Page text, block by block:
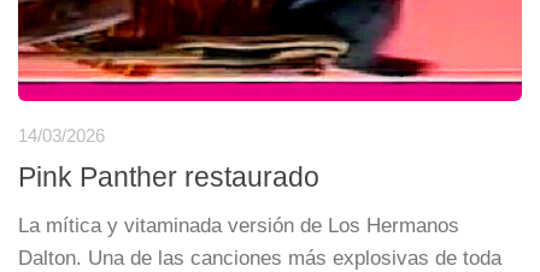
14/03/2026
Pink Panther restaurado
La mítica y vitaminada versión de Los Hermanos
Dalton. Una de las canciones más explosivas de toda